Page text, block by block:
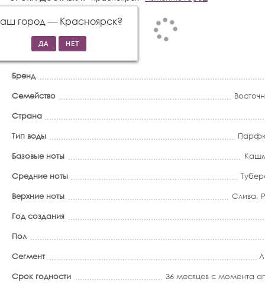
город — Красноярск?
Бренд
Семейство
Страна
Тип воды
Базовые ноты
Средние ноты
Верхние ноты
Слива,
Год создания
Пол
Сегмент
Срок годности
36 месяцев с момента